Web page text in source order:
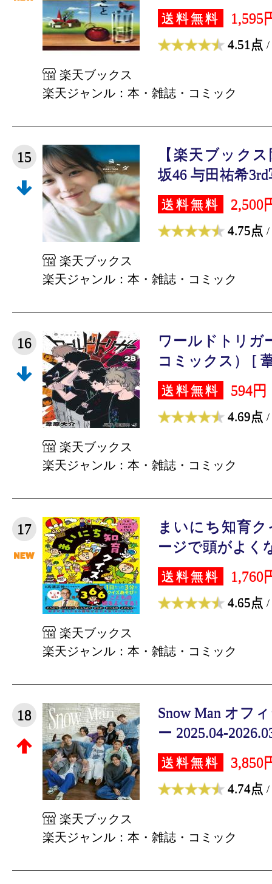
送料無料 1,595
4.51点 /
楽天ブックス
楽天ジャンル：本・雑誌・コミック
15
【楽天ブック
坂46 与田祐希
送料無料 2,500
4.75点 /
楽天ブックス
楽天ジャンル：本・雑誌・コミック
16
ワールドトリガ
コミックス） [
送料無料 594円
4.69点 /
楽天ブックス
楽天ジャンル：本・雑誌・コミック
17
まいにち知育ク
ージで頭がよく
送料無料 1,760
4.65点 /
楽天ブックス
楽天ジャンル：本・雑誌・コミック
18
Snow Man オフ
ー 2025.04-
送料無料 3,850
4.74点 /
楽天ブックス
楽天ジャンル：本・雑誌・コミック